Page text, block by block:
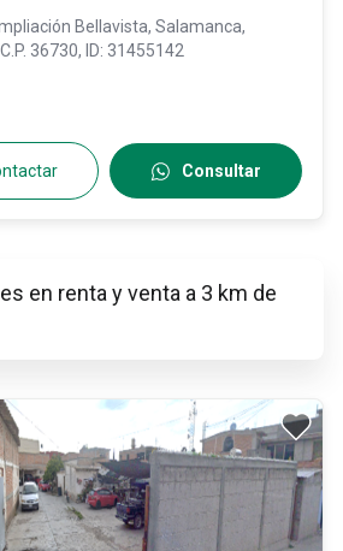
Bellavista, Salamanca,
36730, ID: 31455142
Consultar
en renta y venta a 3 km de